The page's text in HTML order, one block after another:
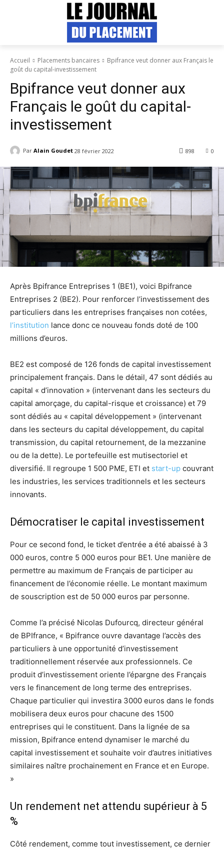
Accueil Placements bancaires
Bpifrance veut donner aux Français le
goût du capital-investissement
Bpifrance veut donner aux
Français le goût du capital-
investissement
Par Alain Goudet 28 février 2022 0
898
Après Bpifrance Entreprises 1 (BE1), voici Bpifrance
Entreprises 2 (BE2). Pour renforcer l’investissement des
particuliers dans les entreprises françaises non cotées,
l’institution lance donc ce nouveau fonds doté de 100
millions d’euros.
BE2 est composé de 126 fonds de capital investissement
principalement français. Dans le détail, 47 sont dédiés au
capital « d’innovation » (intervenant dans les secteurs du
capital amorçage, du capital-risque et croissance) et 79
sont dédiés au « capital développement » (intervenant
dans les secteurs du capital développement, du capital
transmission, du capital retournement, de la mezzanine
ou de la dette). Le portefeuille est mutisectoriel et
diversifié. Il regroupe 1 500 PME, ETI et start-up couvrant
les industries, les services traditionnels et les secteurs
innovants.
Démocratiser le capital investissement
Pour ce second fond, le ticket d’entrée a été abaissé à 3
000 euros, contre 5 000 euros pour BE1. Une manière de
permettre au maximum de Français de participer au
financement de l’économie réelle. Le montant maximum
de souscription est de 50 000 euros par personne.
Comme l’a précisé Nicolas Dufourcq, directeur général
de BPIfrance, « Bpifrance ouvre davantage l’accès des
particuliers à une opportunité d’investissement
traditionnellement réservée aux professionnels. Ce
produit d’investissement oriente l’épargne des Français
vers le financement de long terme des entreprises.
Chaque particulier qui investira 3000 euros dans le fonds
mobilisera deux euros pour chacune des 1500
entreprises qui le constituent. Dans la lignée de sa
mission, Bpifrance entend dynamiser le marché du
capital investissement et souhaite voir d’autres initiatives
similaires naître prochainement en France et en Europe.
»
Un rendement net attendu supérieur à 5
%
Côté rendement, comme tout investissement, ce dernier